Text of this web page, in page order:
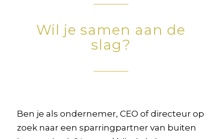
Wil je samen aan de
slag?
Ben je als ondernemer, CEO of directeur op
zoek naar een sparringpartner van buiten